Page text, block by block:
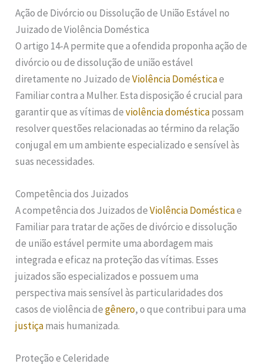
Ação de Divórcio ou Dissolução de União Estável no
Juizado de Violência Doméstica
O artigo 14-A permite que a ofendida proponha ação de
divórcio ou de dissolução de união estável
diretamente no Juizado deViolência Domésticae
Familiar contra a Mulher. Esta disposição é crucial para
garantir que as vítimas deviolência domésticapossam
resolver questões relacionadas ao término da relação
conjugal em um ambiente especializado e sensível às
suas necessidades.
Competência dos Juizados
A competência dos Juizados deViolência Domésticae
Familiar para tratar de ações de divórcio e dissolução
de união estável permite uma abordagem mais
integrada e eficaz na proteção das vítimas. Esses
juizados são especializados e possuem uma
perspectiva mais sensível às particularidades dos
casos de violência degênero, o que contribui para uma
justiçamais humanizada.
Proteção e Celeridade